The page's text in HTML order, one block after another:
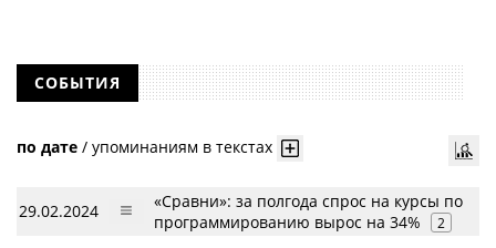
СОБЫТИЯ
по дате / упоминаниям в текстах
29.02.2024
«Сравни»: за полгода спрос на курсы по
программированию вырос на 34%
2